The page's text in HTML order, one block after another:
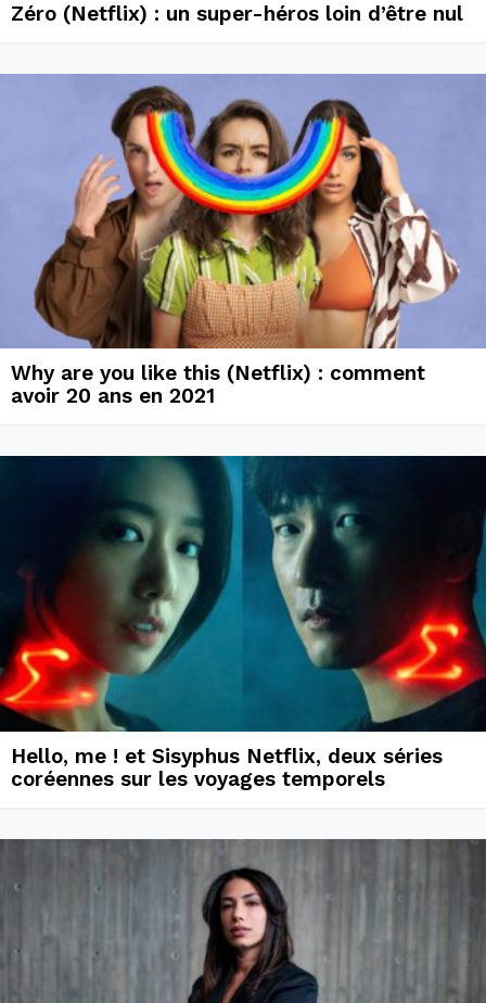
Zéro (Netflix) : un super-héros loin d’être nul
Why are you like this (Netflix) : comment
avoir 20 ans en 2021
Hello, me ! et Sisyphus Netflix, deux séries
coréennes sur les voyages temporels